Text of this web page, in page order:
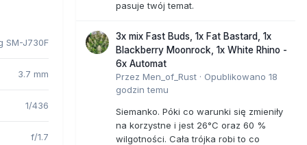
SM-J730F
3.7 mm
1/436
f/1.7
pasuje twój temat.
3x mix Fast Buds, 1x Fat Bastard, 1x
Blackberry Moonrock, 1x White Rhino -
6x Automat
Przez Men_of_Rust · Opublikowano 18
godzin temu
Siemanko. Póki co warunki się zmieniły
na korzystne i jest 26°C oraz 60 %
wilgotności. Cała trójka robi to co